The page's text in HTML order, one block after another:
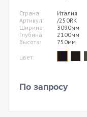
Страна:
Италия
Артикул:
/250RK
Ширина:
3090мм
Глубина:
2100мм
Высота:
750мм
цвет:
По запросу